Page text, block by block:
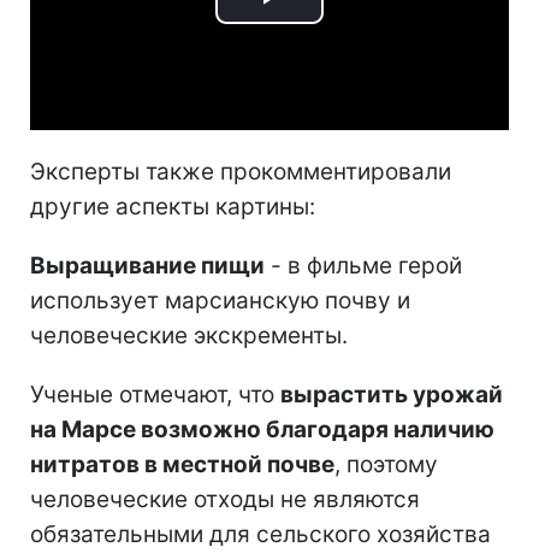
Play
Эксперты также прокомментировали
другие аспекты картины:
Выращивание пищи - в фильме герой
использует марсианскую почву и
человеческие экскременты.
Ученые отмечают, что вырастить урожай
на Марсе возможно благодаря наличию
нитратов в местной почве, поэтому
человеческие отходы не являются
обязательными для сельского хозяйства